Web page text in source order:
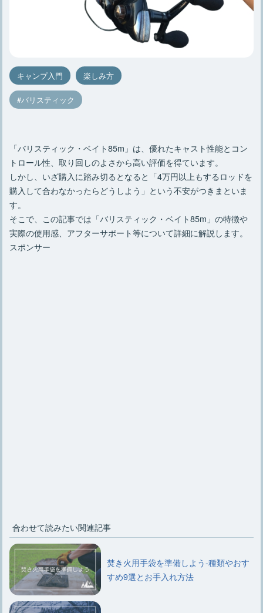
キャンプ入門 楽しみ方
バリスティック
「バリスティック・ベイト85m」は、優れたキャスト性能とコン
トロール性、取り回しのよさから高い評価を得ています。
しかし、いざ購入に踏み切るとなると「4万円以上もするロッドを
購入して合わなかったらどうしよう」という不安がつきまといま
す。
そこで、この記事では「バリスティック・ベイト85m」の特徴や
実際の使用感、アフターサポート等について詳細に解説します。
スポンサー
合わせて読みたい関連記事
焚き火用手袋を準備しよう-種類やおす
すめ9選とお手入れ方法